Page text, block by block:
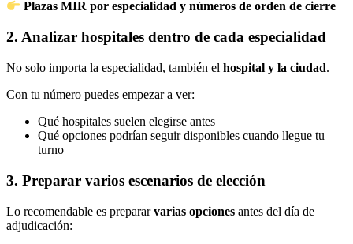
Plazas MIR por especialidad y números de orden de cierre
2. Analizar hospitales dentro de cada especialidad
No solo importa la especialidad, también el hospital y la ciudad.
Con tu número puedes empezar a ver:
Qué hospitales suelen elegirse antes
Qué opciones podrían seguir disponibles cuando llegue tu
turno
3. Preparar varios escenarios de elección
Lo recomendable es prepararvarias opciones antes del día de
adjudicación: